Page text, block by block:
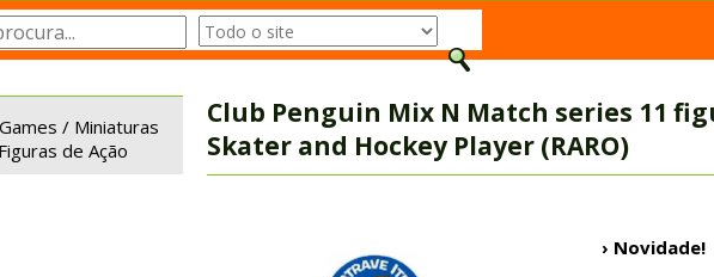
/ Miniaturas
de Ação
Club Penguin Mix N Match series 11
Skater and Hockey Player (RARO)
› Novidade!